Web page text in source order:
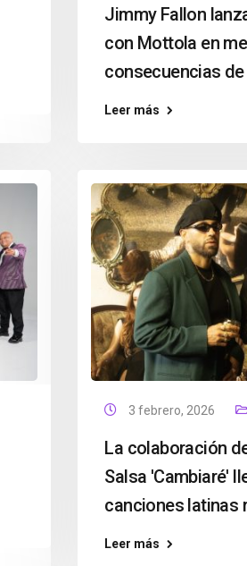
Jimmy Fallon
con Mottola en
consecuencias
Leer más
3 febrero, 2026
La colaboración
Salsa 'Cambiaré'
canciones latinas
Leer más